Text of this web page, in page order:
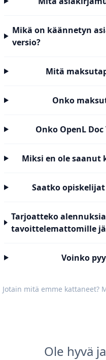
Mikä on käännetyn
versio?
Mitä
Onko
Onko OpenL
Miksi en ole saanut
Saatko
Tarjoatteko
tavoittelemattomille
Voinko
Jotain mitä emme kattaneet?
Ole hyvä